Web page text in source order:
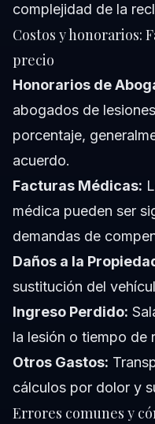
complejidad de la
Costos y honorarios:
precio
Honorarios de
abogados de
porcentaje,
acuerdo.
Facturas Médicas:
médica pueden ser
demandas de
Daños a la
sustitución del
Ingreso Perdido:
la lesión o tiempo de
Otros Gastos:
cálculos por dolor y
Errores comunes y